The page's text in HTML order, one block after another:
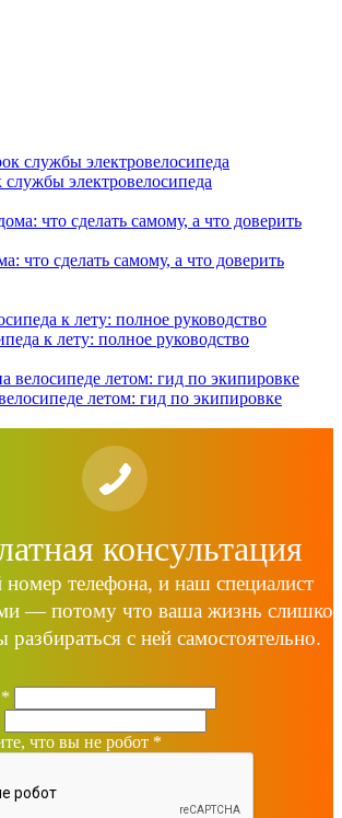
электровелосипеда
что сделать самому, а что доверить
к лету: полное руководство
летом: гид по экипировке
консультация
номер телефона, и наш специалист
— потому что ваша жизнь
с ней самостоятельно.
*
что вы не робот *